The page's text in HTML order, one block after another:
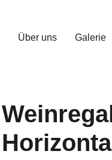
Über uns Galerie